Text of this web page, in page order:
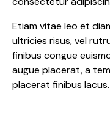
Etiam vitae leo et
ultricies risus, vel
finibus congue
augue placerat, a
placerat finibus lacus.